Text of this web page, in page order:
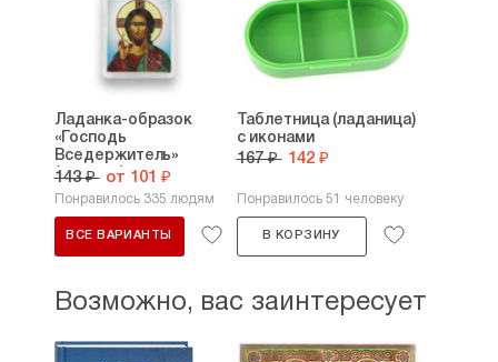
Ладанка-образок
«Господь
Вседержитель»
(пластик)
143 ₽ от 101 ₽
Понравилось 335 людям
ВСЕ ВАРИАНТЫ
Таблетница (ладаница)
с иконами
167 ₽ 142 ₽
Понравилось 51 человеку
В КОРЗИНУ
Возможно, вас заинтересует